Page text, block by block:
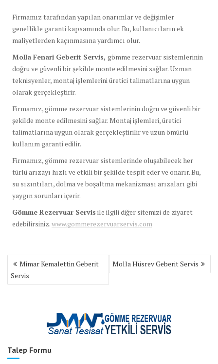
Firmamız tarafından yapılan onarımlar ve değişimler
genellikle garanti kapsamında olur. Bu, kullanıcıların ek
maliyetlerden kaçınmasına yardımcı olur.
Molla Fenari Geberit Servis, gömme rezervuar sistemlerinin
doğru ve güvenli bir şekilde monte edilmesini sağlar. Uzman
teknisyenler, montaj işlemlerini üretici talimatlarına uygun
olarak gerçekleştirir.
Firmamız, gömme rezervuar sistemlerinin doğru ve güvenli bir
şekilde monte edilmesini sağlar. Montaj işlemleri, üretici
talimatlarına uygun olarak gerçekleştirilir ve uzun ömürlü
kullanım garanti edilir.
Firmamız, gömme rezervuar sistemlerinde oluşabilecek her
türlü arızayı hızlı ve etkili bir şekilde tespit eder ve onarır. Bu,
su sızıntıları, dolma ve boşaltma mekanizması arızaları gibi
yaygın sorunları içerir.
Gömme Rezervuar Servis ile ilgili diğer sitemizi de ziyaret
edebilirsiniz.www.gommerezervuarservis.com
Yazı
gezinmesi
Mimar Kemalettin Geberit
Servis
Molla Hüsrev Geberit Servis
Talep Formu